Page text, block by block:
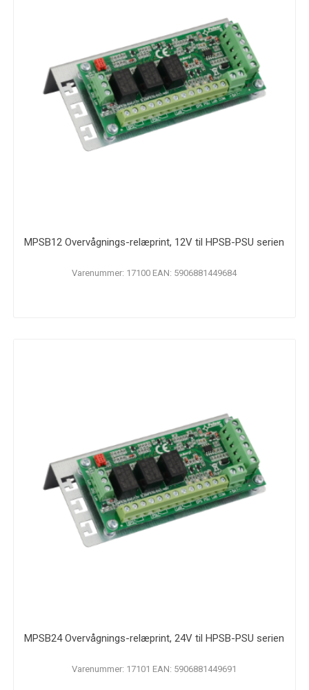
MPSB12 Overvågnings-relæprint, 12V til HPSB-PSU serien
Varenummer: 17100 EAN: 5906881449684
MPSB24 Overvågnings-relæprint, 24V til HPSB-PSU serien
Varenummer: 17101 EAN: 5906881449691